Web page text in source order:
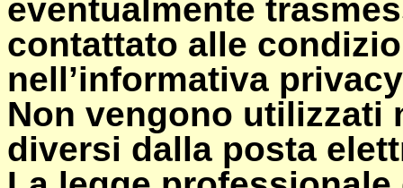
eventualmente
contattato alle
nell’informativa
Non vengono
diversi dalla posta